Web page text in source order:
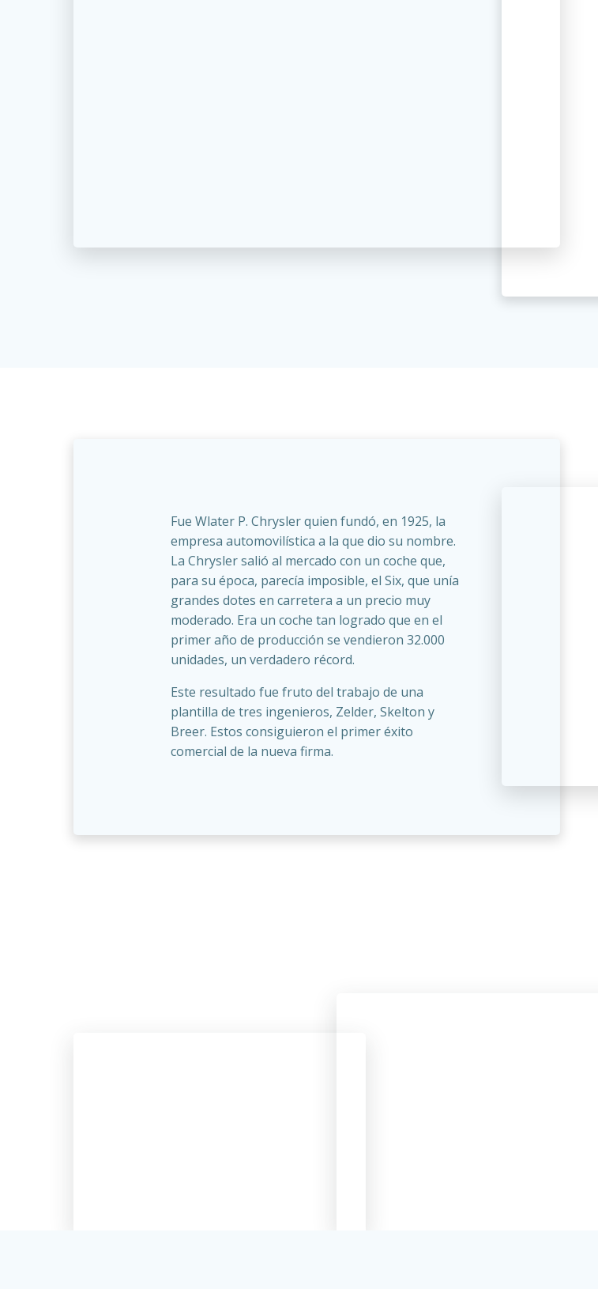
Fue Wlater P. Chrysler quien fundó, en 1925, la
empresa automovilística a la que dio su nombre.
La Chrysler salió al mercado con un coche que,
para su época, parecía imposible, el Six, que unía
grandes dotes en carretera a un precio muy
moderado. Era un coche tan logrado que en el
primer año de producción se vendieron 32.000
unidades, un verdadero récord.
Este resultado fue fruto del trabajo de una
plantilla de tres ingenieros, Zelder, Skelton y
Breer. Estos consiguieron el primer éxito
comercial de la nueva firma.